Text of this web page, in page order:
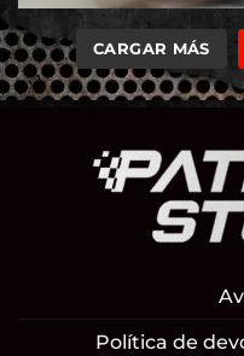
CARGAR MÁS
Política de